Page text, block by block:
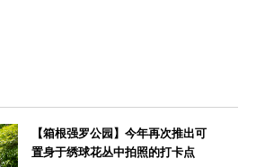
【箱根强罗公园】今年再次推出可
置身于绣球花丛中拍照的打卡点